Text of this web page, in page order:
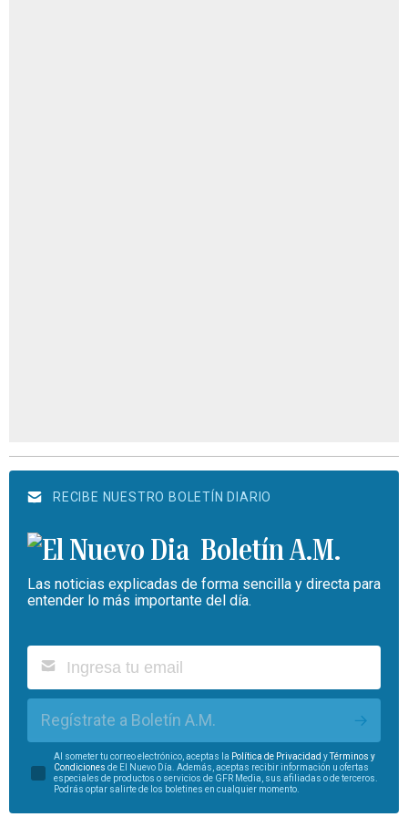
RECIBE NUESTRO BOLETÍN DIARIO
Boletín A.M.
Las noticias explicadas de forma sencilla y directa para
entender lo más importante del día.
Regístrate a Boletín A.M.
Al someter tu correo electrónico, aceptas la Política de Privacidad yTérminos y
Condiciones de El Nuevo Día. Además, aceptas recibir información u ofertas
especiales de productos o servicios de GFR Media, sus afiliadas o de terceros.
Podrás optar salirte de los boletines en cualquier momento.